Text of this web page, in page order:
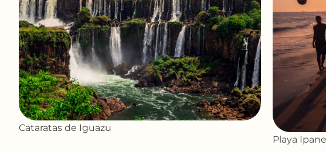
Cataratas de Iguazu
Playa